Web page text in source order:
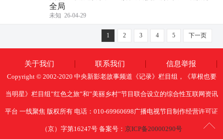
全局
未知 26-04-29
1 2 3 4 5 下一页
关于我们 联系我们 信息举报
Copyright © 2002-2020 中央新影老故事频道《记录》栏目组，《草根也要
当明星》栏目组”红色之旅”和”美丽乡村”节目联合设立的综合性互联网资讯
平台 一线聚焦 版权所有 电话：010-69960698广播电视节目制作经营许可证
（京）字第16247号 备案号： 京ICP备20000290号